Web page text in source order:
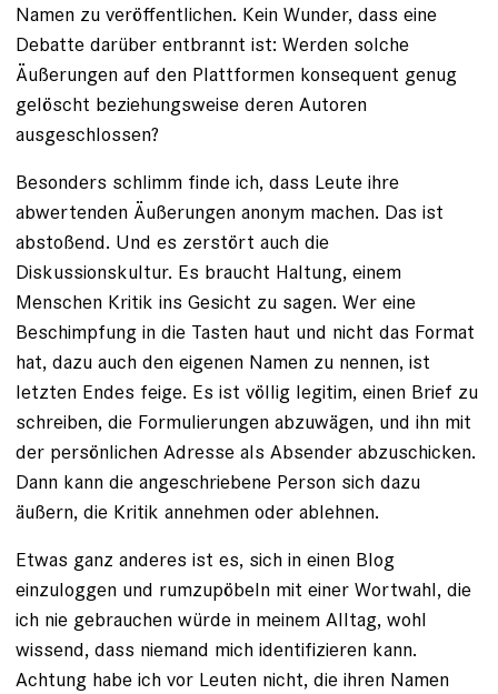
Namen zu veröffentlichen. Kein Wunder, dass eine
Debatte darüber entbrannt ist: Werden ­solche
Äußerungen auf den Plattformen konsequent genug
gelöscht beziehungsweise deren Autoren
ausgeschlossen?
Besonders schlimm finde ich, dass Leute ihre
abwertenden Äußerungen ano­nym machen. Das ist
abstoßend. Und es zerstört auch die
Diskussionskultur. Es braucht Haltung, einem
Menschen Kritik ins Gesicht zu sagen. Wer eine
Beschimpfung in die Tasten haut und nicht das ­Format
hat, dazu auch den eigenen Namen zu nennen, ist
letzten Endes feige. Es ist völlig legitim, einen Brief zu
schreiben, die Formulierungen abzuwägen, und ihn mit
der persönlichen Adresse als Absender abzuschicken.
Dann kann die angeschriebene Person sich dazu
äußern, die Kritik an­nehmen oder ablehnen.
Etwas ganz anderes ist es, sich in einen Blog
einzuloggen und rumzupöbeln mit einer Wortwahl, die
ich nie gebrauchen würde in meinem Alltag, wohl
wissend, dass niemand mich identifizieren kann.
Achtung habe ich vor Leuten nicht, die ihren Namen